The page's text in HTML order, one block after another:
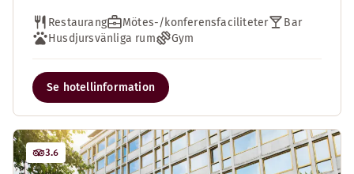
Restaurang Mötes-/konferensfaciliteter
Bar
Husdjursvänliga rum
Gym
Se hotellinformation
3.6